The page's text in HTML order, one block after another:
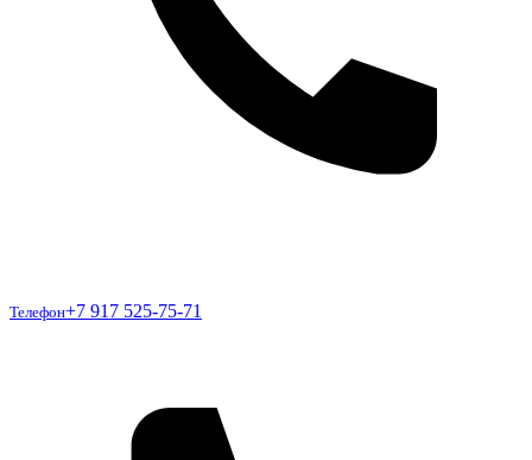
Телефон
Телефон+7 917 525-75-71